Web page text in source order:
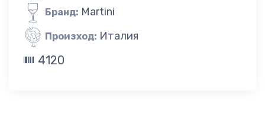
Бранд: Martini
Произход: Италия
4120